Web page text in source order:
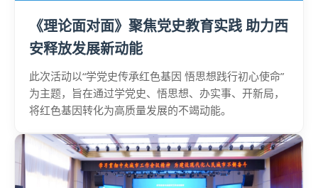
《理论面对面》聚焦党史教育实践 助力西
安释放发展新动能
此次活动以“学党史传承红色基因 悟思想践行初心使命”
为主题，旨在通过学党史、悟思想、办实事、开新局，
将红色基因转化为高质量发展的不竭动能。